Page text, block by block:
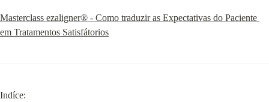
Masterclass ezaligner® - Como traduzir as Expectativas do Paciente
em Tratamentos Satisfátorios
Indíce: